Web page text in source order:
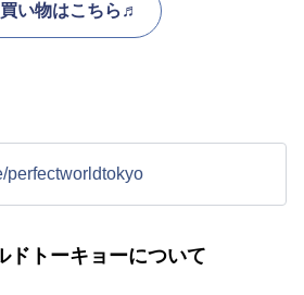
い物はこちら♬
perfectworldtokyo
ドトーキョーについて